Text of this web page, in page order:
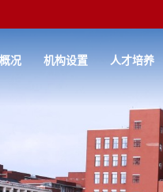
况 机构设置 人才培养